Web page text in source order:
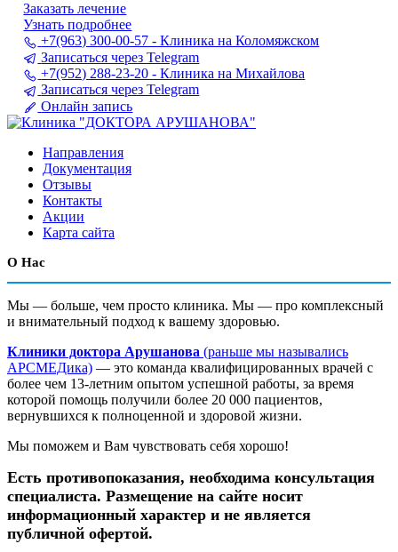
Заказать лечение
Узнать подробнее
+7(963) 300-00-57 - Клиника на Коломяжском
Записаться через Telegram
+7(952) 288-23-20 - Клиника на Михайлова
Записаться через Telegram
Онлайн запись
Направления
Документация
Отзывы
Контакты
Акции
Карта сайта
О Нас
Мы — больше, чем просто клиника. Мы — про комплексный
и внимательный подход к вашему здоровью.
Клиники доктора Арушанова (раньше мы назывались
АРСМЕДика) — это команда квалифицированных врачей с
более чем 13-летним опытом успешной работы, за время
которой помощь получили более 20 000 пациентов,
вернувшихся к полноценной и здоровой жизни.
Мы поможем и Вам чувствовать себя хорошо!
Есть противопоказания, необходима консультация
специалиста. Размещение на сайте носит
информационный характер и не является
публичной офертой.